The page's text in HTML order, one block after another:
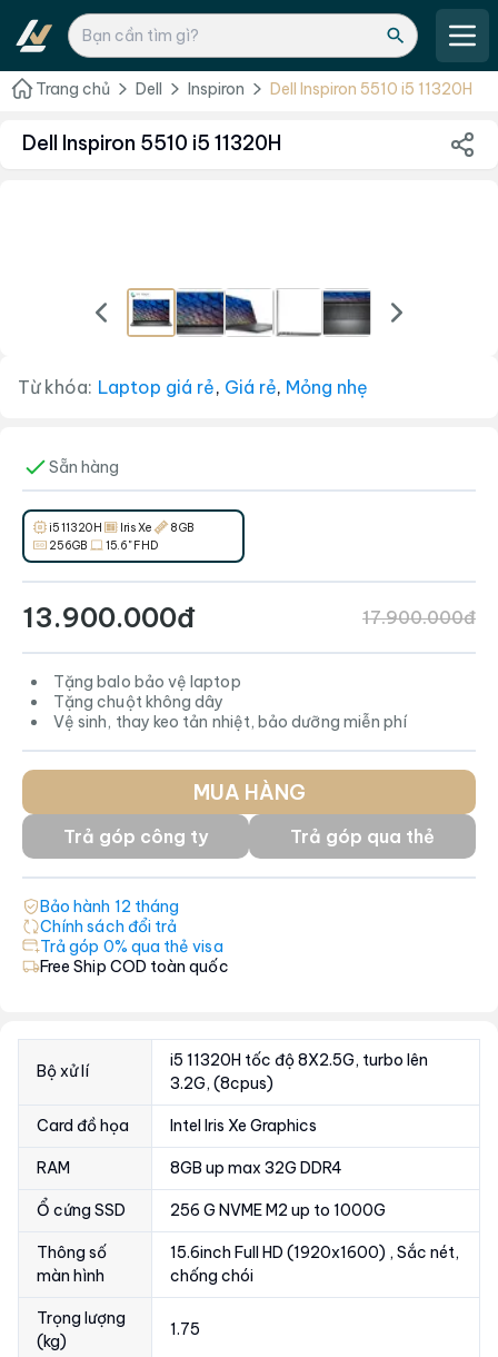
Trang chủ Dell Inspiron Dell Inspiron 5510 i5 11320H
Dell Inspiron 5510 i5 11320H
Từ khóa: Laptop giá rẻ, Giá rẻ, Mỏng nhẹ
Sẵn hàng
i5 11320H Iris Xe
8GB
256GB
15.6" FHD
13.900.000đ 17.900.000đ
Tặng balo bảo vệ laptop
Tặng chuột không dây
Vệ sinh, thay keo tản nhiệt, bảo dưỡng miễn phí
MUA HÀNG
Trả góp công ty Trả góp qua thẻ
Bảo hành 12 tháng
Chính sách đổi trả
Trả góp 0% qua thẻ visa
Free Ship COD toàn quốc
Bộ xử lí
i5 11320H tốc độ 8X2.5G, turbo lên
3.2G, (8cpus)
Card đồ họa Intel Iris Xe Graphics
RAM 8GB up max 32G DDR4
Ổ cứng SSD 256 G NVME M2 up to 1000G
Thông số
màn hình
15.6inch Full HD (1920x1600) , Sắc nét,
chống chói
Trọng lượng
(kg)
1.75